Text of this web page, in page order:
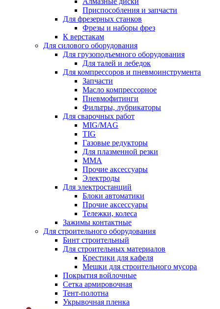
Приспособления и запчасти
Для фрезерных станков
Фрезы и наборы фрез
К верстакам
Для силового оборудования
Для грузоподъемного оборудования
Для талей и лебедок
Для компрессоров и пневмоинструмента
Запчасти
Масло компрессорное
Пневмофитинги
Фильтры, лубрикаторы
Для сварочных работ
MIG/MAG
TIG
Газовые редукторы
Для плазменной резки
ММА
Прочие аксессуары
Электроды
Для электростанций
Блоки автоматики
Прочие аксессуары
Тележки, колеса
Зажимы контактные
Для строительного оборудования
Бинт строительный
Для строительных материалов
Крестики для кафеля
Мешки для строительного мусора
Покрытия войлочные
Сетка армировочная
Тент-полотна
Укрывочная пленка